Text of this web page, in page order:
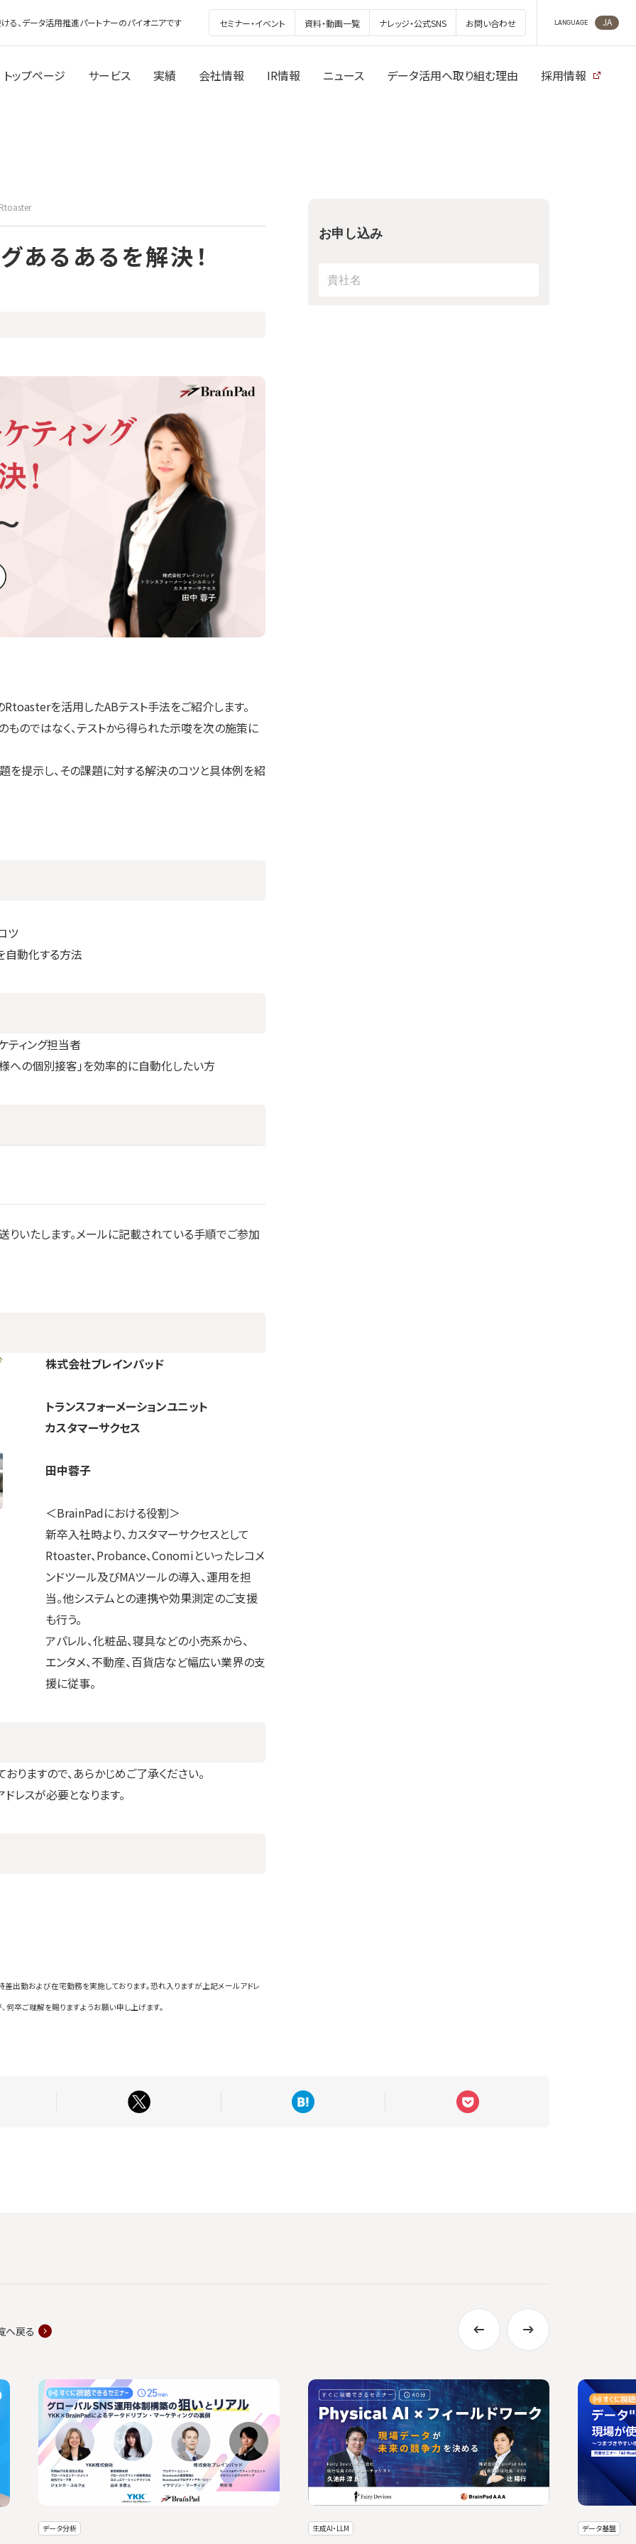
、データ活用推進パートナーのパイオニアです セミナー・イベント 資料・動画一覧 ナレッジ・公式SNS お問い合わせ LANGUAGE JA
トップページ サービス 実績 会社情報 IR情報 ニュース データ活用へ取り組む理由 採用情報
あるあるを解決！
を活用したABテスト手法をご紹介します。
のではなく、テストから得られた示唆を次の施策に
を提示し、その課題に対する解決のコツと具体例を紹
ツ
自動化する方法
ティング担当者
への個別接客」を効率的に自動化したい方
りいたします。メールに記載されている手順でご参加
株式会社ブレインパッド
トランスフォーメーションユニット
カスタマーサクセス
田中蓉子
＜BrainPadにおける役割＞
新卒入社時より、カスタマーサクセスとして
Rtoaster、Probance、Conomiといったレコメ
ンドツール及びMAツールの導入、運用を担
当。他システムとの連携や効果測定のご支援
も行う。
アパレル、化粧品、寝具などの小売系から、
エンタメ、不動産、百貨店など幅広い業界の支
援に従事。
ますので、あらかじめご了承ください。
レスが必要となります。
出勤および在宅勤務を実施しております。恐れ入りますが上記メールアドレ
卒ご理解を賜りますようお願い申し上げます。
へ戻る
データ分析 生成AI・LLM データ基盤